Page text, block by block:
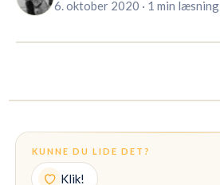
🇩🇰 DK
6. oktober 2020 · 1 min læsning
KUNNE DU LIDE DET?
Klik!